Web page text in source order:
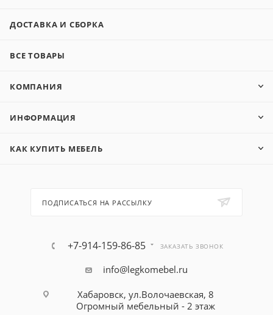
ДОСТАВКА И СБОРКА
ВСЕ ТОВАРЫ
КОМПАНИЯ
ИНФОРМАЦИЯ
КАК КУПИТЬ МЕБЕЛЬ
ПОДПИСАТЬСЯ НА РАССЫЛКУ
+7-914-159-86-85 ЗАКАЗАТЬ ЗВОНОК
info@legkomebel.ru
Хабаровск, ул.Волочаевская, 8
Огромный мебельный - 2 этаж